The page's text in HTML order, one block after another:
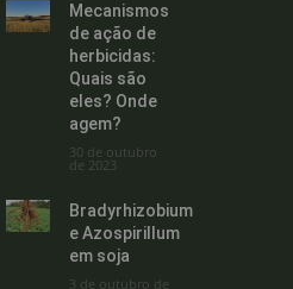
Mecanismos
de ação de
herbicidas:
Quais são
eles? Onde
agem?
30 de outubro
de 2023
Bradyrhizobium
e Azospirillum
em soja
3 de outubro de